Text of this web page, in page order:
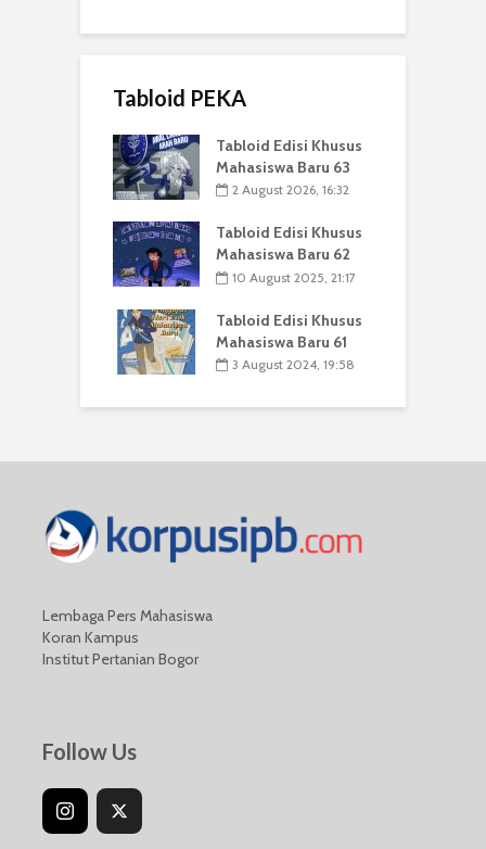
Tabloid PEKA
Tabloid Edisi Khusus
Mahasiswa Baru 63
2 August 2026, 16:32
Tabloid Edisi Khusus
Mahasiswa Baru 62
10 August 2025, 21:17
Tabloid Edisi Khusus
Mahasiswa Baru 61
3 August 2024, 19:58
Lembaga Pers Mahasiswa
Koran Kampus
Institut Pertanian Bogor
Follow Us